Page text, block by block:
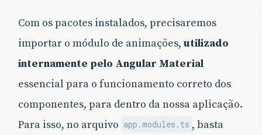
Com os pacotes instalados, precisaremos
importar o módulo de animações, utilizado
internamente pelo Angular Material
essencial para o funcionamento correto dos
componentes, para dentro da nossa aplicação.
Para isso, no arquivo app.modules.ts , basta